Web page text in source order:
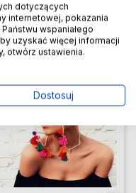
dotyczących
internetowej, pokazania
wspaniałego
uzyskać więcej informacji
otwórz ustawienia.
Dostosuj